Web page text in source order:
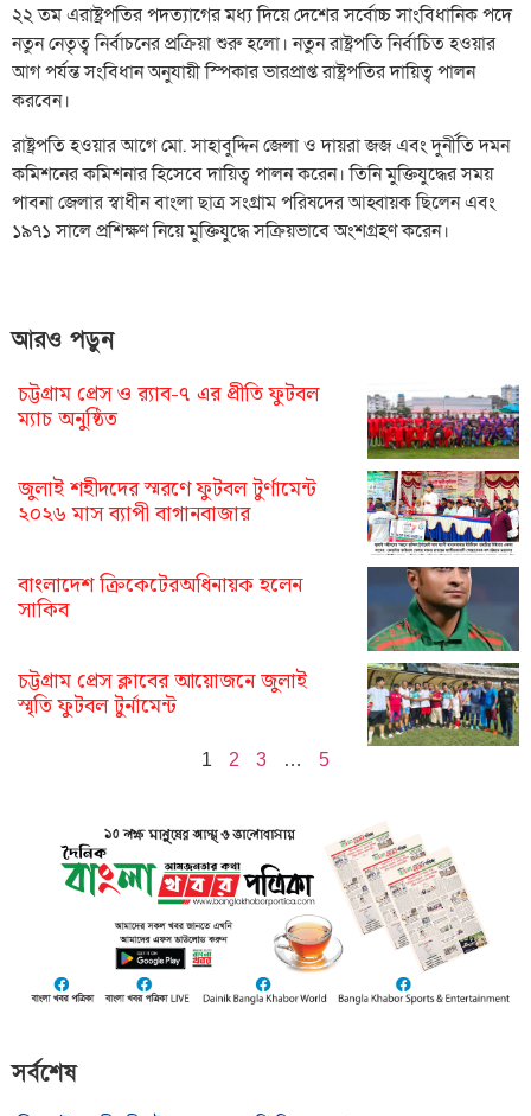
২২ তম এরাষ্ট্রপতির পদত্যাগের মধ্য দিয়ে দেশের সর্বোচ্চ সাংবিধানিক পদে
নতুন নেতৃত্ব নির্বাচনের প্রক্রিয়া শুরু হলো। নতুন রাষ্ট্রপতি নির্বাচিত হওয়ার
আগ পর্যন্ত সংবিধান অনুযায়ী স্পিকার ভারপ্রাপ্ত রাষ্ট্রপতির দায়িত্ব পালন
করবেন।
রাষ্ট্রপতি হওয়ার আগে মো. সাহাবুদ্দিন জেলা ও দায়রা জজ এবং দুর্নীতি দমন
কমিশনের কমিশনার হিসেবে দায়িত্ব পালন করেন। তিনি মুক্তিযুদ্ধের সময়
পাবনা জেলার স্বাধীন বাংলা ছাত্র সংগ্রাম পরিষদের আহ্বায়ক ছিলেন এবং
১৯৭১ সালে প্রশিক্ষণ নিয়ে মুক্তিযুদ্ধে সক্রিয়ভাবে অংশগ্রহণ করেন।
আরও পড়ুন
চট্টগ্রাম প্রেস ও র‌্যাব-৭ এর প্রীতি ফুটবল
ম্যাচ অনুষ্ঠিত
জুলাই শহীদদের স্মরণে ফুটবল টুর্ণামেন্ট
২০২৬ মাস ব্যাপী বাগানবাজার
বাংলাদেশ ক্রিকেটেরঅধিনায়ক হলেন
সাকিব
চট্টগ্রাম প্রেস ক্লাবের আয়োজনে জুলাই
স্মৃতি ফুটবল টুর্নামেন্ট
1 2 3 … 5
সর্বশেষ